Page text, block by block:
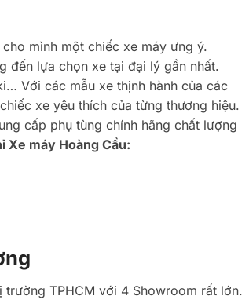
mình một chiếc xe máy ưng ý.
đến lựa chọn xe tại đại lý gần nhất.
Với các mẫu xe thịnh hành của các
xe yêu thích của từng thương hiệu.
cấp phụ tùng chính hãng chất lượng
Xe máy Hoàng Cầu:
TPHCM với 4 Showroom rất lớn.